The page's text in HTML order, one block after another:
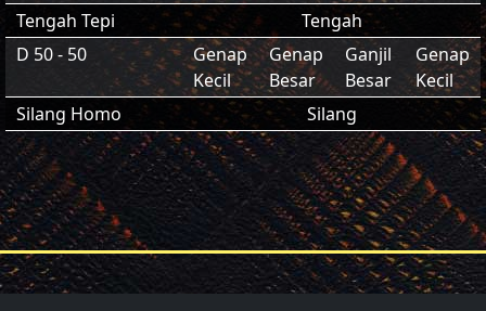
Tengah Tepi
Tengah
D 50 - 50
Genap
Kecil
Genap
Besar
Ganjil
Besar
Genap
Kecil
Silang Homo
Silang